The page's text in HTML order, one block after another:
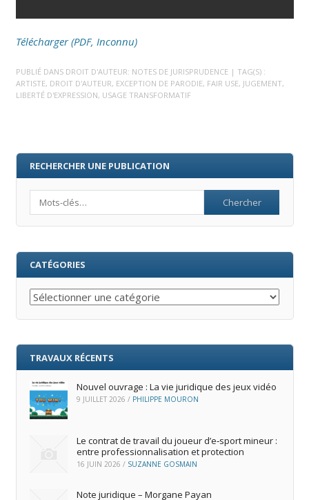
Télécharger (PDF, Inconnu)
PUBLIÉ DANS DROIT D'AUTEUR: NOTES DE JURISPRUDENCE | TAG(S) :
ARTISTE, DROIT D'AUTEUR, EXCEPTION DE PARODIE, FAIR USE, JUGEMENT,
LIBERTÉ D'EXPRESSION, USAGE TRANSFORMATIF
RECHERCHER UNE PUBLICATION
CATÉGORIES
Catégories
TRAVAUX RÉCENTS
Nouvel ouvrage : La vie juridique des jeux vidéo
9 JUILLET 2026 / PHILIPPE MOURON
Le contrat de travail du joueur d’e‑sport mineur :
entre professionnalisation et protection
16 JUIN 2026 / SUZANNE GOSMAIN
Note juridique – Morgane Payan